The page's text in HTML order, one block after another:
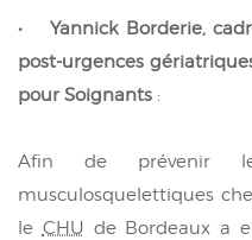
• Yannick Borderie,
post-urgences
pour Soignants :
Afin de prévenir
musculosquelettiques
le CHU de Bordeaux a